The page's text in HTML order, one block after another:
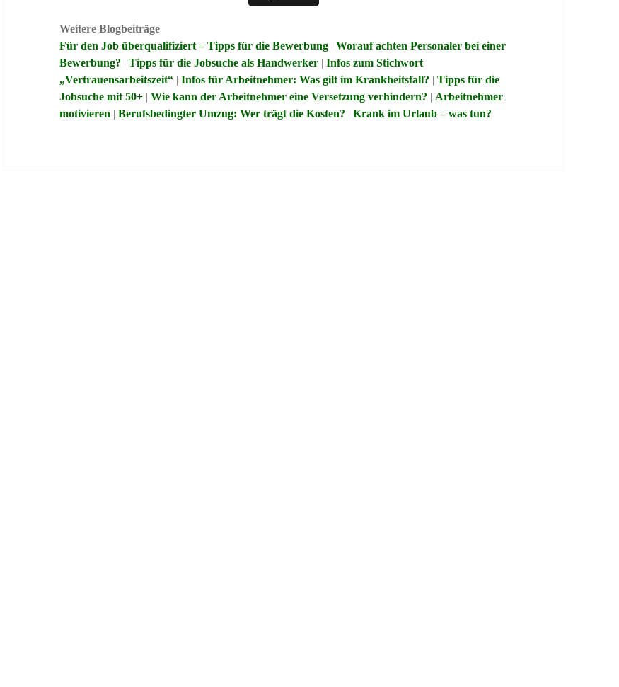
Weitere Blogbeiträge
Für den Job überqualifiziert – Tipps für die Bewerbung |Worauf achten Personaler bei einer
Bewerbung? |Tipps für die Jobsuche als Handwerker |Infos zum Stichwort
„Vertrauensarbeitszeit“ |Infos für Arbeitnehmer: Was gilt im Krankheitsfall? |Tipps für die
Jobsuche mit 50+ |Wie kann der Arbeitnehmer eine Versetzung verhindern? |Arbeitnehmer
motivieren |Berufsbedingter Umzug: Wer trägt die Kosten? |Krank im Urlaub – was tun?